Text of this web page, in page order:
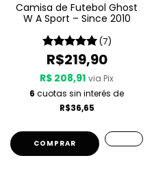
Camisa de Futebol Ghost
W A Sport – Since 2010
(7)
R$219,90
R$ 208,91 via Pix
6 cuotas sin interés de
R$36,65
COMPRAR